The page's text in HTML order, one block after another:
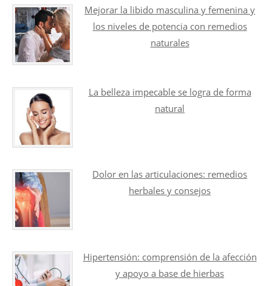
Mejorar la libido masculina y femenina y
los niveles de potencia con remedios
naturales
La belleza impecable se logra de forma
natural
Dolor en las articulaciones: remedios
herbales y consejos
Hipertensión: comprensión de la afección
y apoyo a base de hierbas